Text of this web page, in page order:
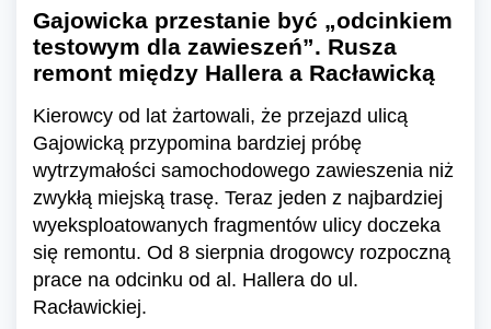
Gajowicka przestanie być „odcinkiem
testowym dla zawieszeń”. Rusza
remont między Hallera a Racławicką
Kierowcy od lat żartowali, że przejazd ulicą
Gajowicką przypomina bardziej próbę
wytrzymałości samochodowego zawieszenia niż
zwykłą miejską trasę. Teraz jeden z najbardziej
wyeksploatowanych fragmentów ulicy doczeka
się remontu. Od 8 sierpnia drogowcy rozpoczną
prace na odcinku od al. Hallera do ul.
Racławickiej.